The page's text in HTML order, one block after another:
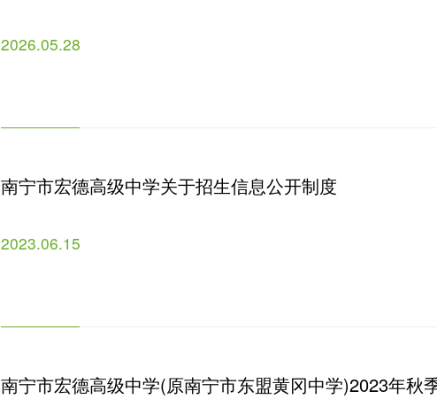
2026.05.28
南宁市宏德高级中学关于招生信息公开制度
2023.06.15
南宁市宏德高级中学(原南宁市东盟黄冈中学)2023年秋